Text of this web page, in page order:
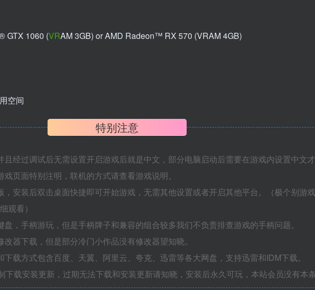
GTX 1060 (VRAM 3GB) or AMD Radeon™ RX 570 (VRAM 4GB)
空间
特别注意
且经过调试后无需设置开启游戏后就是中文，部分电脑启动后需要在游戏内设置中文
页面特别注明，联机的方式请查看游戏说明。
，安装后双击桌面快捷即可开始游戏，无需其他设置或者开启其他平台。（极个别游
观看）
，手柄游玩，但是手柄牌子和兼容的组合较多我们不负责排查游戏的手柄问题。
器下载，但是部分冷门小作品没有修改器望知晓。
载方式包含百度、天翼、阿里云、夸克、迅雷等各大网盘，支持迅雷和IDM下载。
下载安装更新，过期无法下载和安装更新请知晓，安装后永久可玩，本站会员没有本